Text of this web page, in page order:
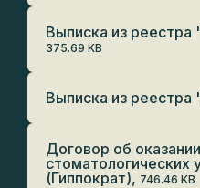
Выписка из
375.69 KB
Выписка из реестра
Договор об
стоматологических
(Гиппократ), 746.46 KB